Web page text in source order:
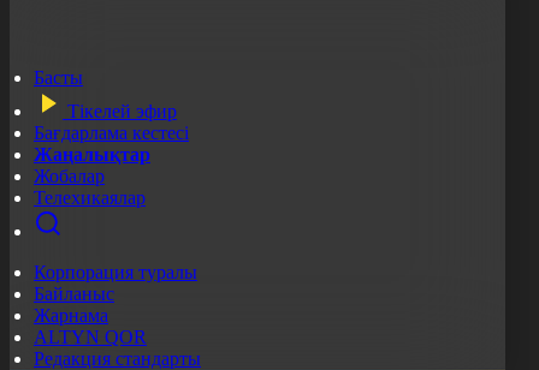
Басты
Тікелей эфир
Бағдарлама кестесі
Жаңалықтар
Жобалар
Телехикаялар
Корпорация туралы
Байланыс
Жарнама
ALTYN QOR
Редакция стандарты